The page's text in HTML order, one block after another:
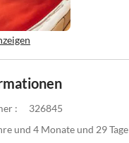
:
326845
und 4 Monate und 29 Tage